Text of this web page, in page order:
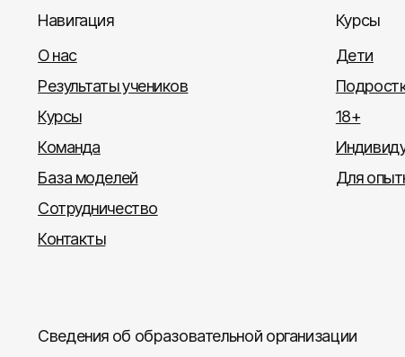
Навигация
О нас
Результаты учеников
Курсы
Команда
База моделей
Сотрудничество
Контакты
Курсы
Дети
18+
Для
Сведения об образовательной организации